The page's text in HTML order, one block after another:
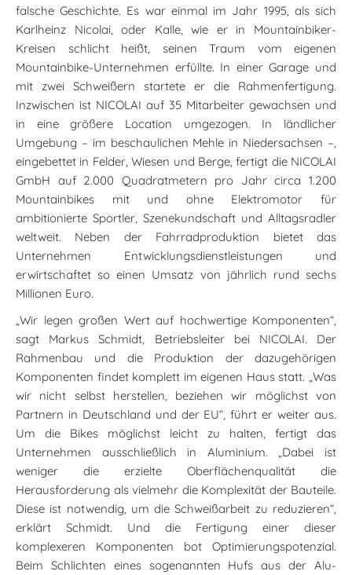
falsche Geschichte. Es war einmal im Jahr 1995, als sich
Karlheinz Nicolai, oder Kalle, wie er in Mountainbiker-
Kreisen schlicht heißt, seinen Traum vom eigenen
Mountainbike-Unternehmen erfüllte. In einer Garage und
mit zwei Schweißern startete er die Rahmenfertigung.
Inzwischen ist NICOLAI auf 35 Mitarbeiter gewachsen und
in eine größere Location umgezogen. In ländlicher
Umgebung – im beschaulichen Mehle in Niedersachsen –,
eingebettet in Felder, Wiesen und Berge, fertigt die NICOLAI
GmbH auf 2.000 Quadratmetern pro Jahr circa 1.200
Mountainbikes mit und ohne Elektromotor für
ambitionierte Sportler, Szenekundschaft und Alltagsradler
weltweit. Neben der Fahrradproduktion bietet das
Unternehmen Entwicklungsdienstleistungen und
erwirtschaftet so einen Umsatz von jährlich rund sechs
Millionen Euro.
„Wir legen großen Wert auf hochwertige Komponenten“,
sagt Markus Schmidt, Betriebsleiter bei NICOLAI. Der
Rahmenbau und die Produktion der dazugehörigen
Komponenten findet komplett im eigenen Haus statt. „Was
wir nicht selbst herstellen, beziehen wir möglichst von
Partnern in Deutschland und der EU“, führt er weiter aus.
Um die Bikes möglichst leicht zu halten, fertigt das
Unternehmen ausschließlich in Aluminium. „Dabei ist
weniger die erzielte Oberflächenqualität die
Herausforderung als vielmehr die Komplexität der Bauteile.
Diese ist notwendig, um die Schweißarbeit zu reduzieren“,
erklärt Schmidt. Und die Fertigung einer dieser
komplexeren Komponenten bot Optimierungspotenzial.
Beim Schlichten eines sogenannten Hufs aus der Alu-